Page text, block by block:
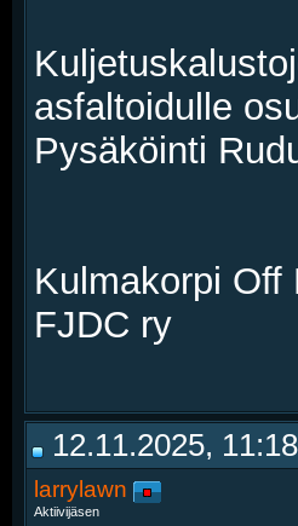
asfaltoidulle
Pysäköinti
Kulmakorpi Off
FJDC ry
12.11.2025, 11:18
larrylawn
Aktiivijäsen